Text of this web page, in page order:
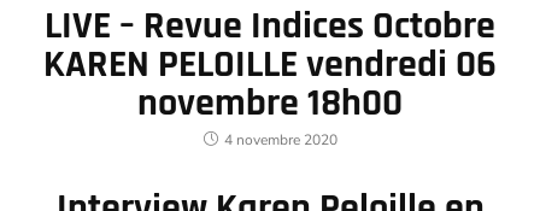
LIVE – Revue Indices Octobre
KAREN PELOILLE vendredi 06
novembre 18h00
4 novembre 2020